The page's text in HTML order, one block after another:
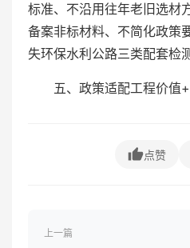
标准、不沿用往年老旧选材
备案非标材料、不简化政策
失环保水利公路三类配套检
五、政策适配工程价值
点赞
上一篇